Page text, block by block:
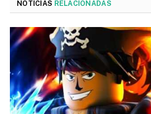
NOTÍCIAS RELACIONADAS